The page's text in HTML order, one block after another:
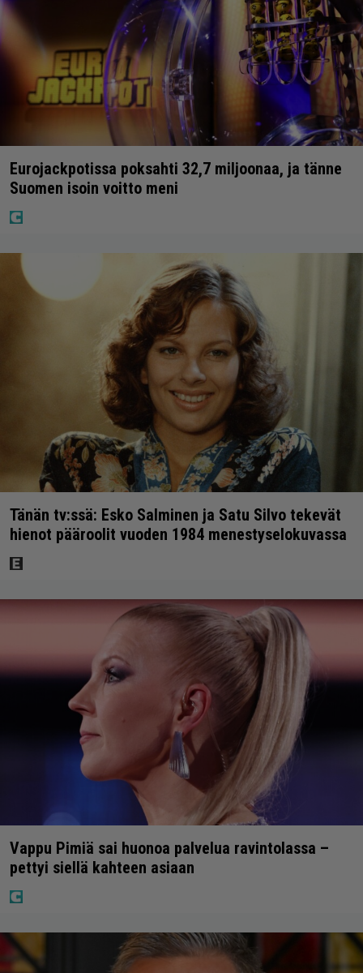
Eurojackpotissa poksahti 32,7 miljoonaa, ja tänne
Suomen isoin voitto meni
Tänän tv:ssä: Esko Salminen ja Satu Silvo tekevät
hienot pääroolit vuoden 1984 menestyselokuvassa
Vappu Pimiä sai huonoa palvelua ravintolassa –
pettyi siellä kahteen asiaan